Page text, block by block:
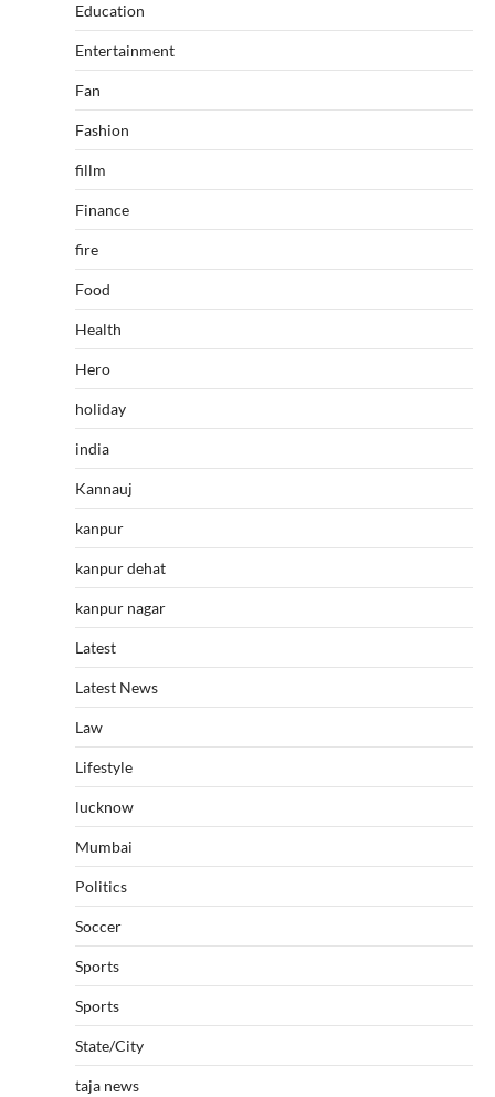
Education
Entertainment
Fan
Fashion
fillm
Finance
fire
Food
Health
Hero
holiday
india
Kannauj
kanpur
kanpur dehat
kanpur nagar
Latest
Latest News
Law
Lifestyle
lucknow
Mumbai
Politics
Soccer
Sports
Sports
State/City
taja news